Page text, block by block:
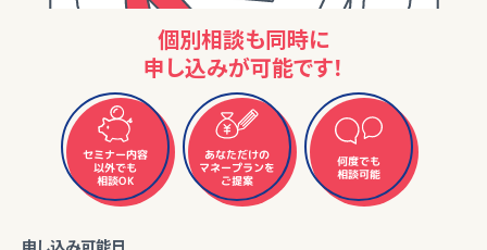
個別相談も同時に
申し込みが可能です！
セミナー内容
以外でも
相談OK
あなただけの
マネープランを
ご提案
何度でも
相談可能
申し込み可能日